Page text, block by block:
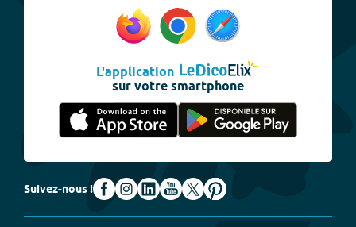
L'application
sur votre smartphone
Suivez-nous !